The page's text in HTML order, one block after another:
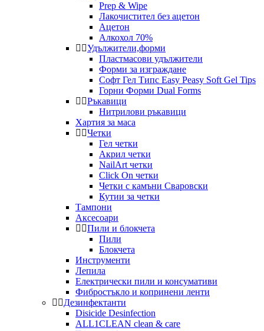
Prep & Wipe
Лакочистител без ацетон
Ацетон
Алкохол 70%
Удължители,форми
Пластмасови удължители
Форми за изграждане
Софт Гел Типс Easy Peasy Soft Gel Tips
Горни Форми Dual Forms
Ръкавици
Нитрилови ръкавици
Хартия за маса
Четки
Гел четки
Акрил четки
NailArt четки
Click On четки
Четки с камъни Сваровски
Кутии за четки
Тампони
Аксесоари
Пили и блокчета
Пили
Блокчета
Инструменти
Лепила
Електрически пили и консумативи
Фибростъкло и копринени ленти
Дезинфектанти
Disicide Desinfection
ALL1CLEAN clean & care